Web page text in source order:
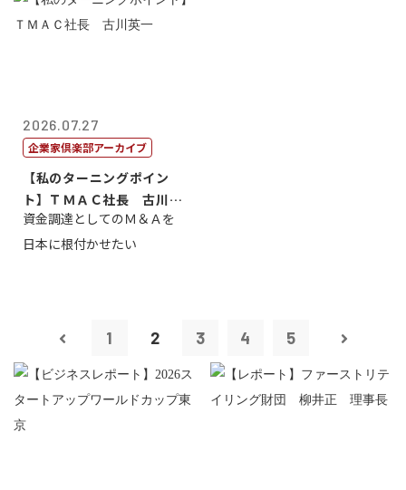
2026.07.27
企業家倶楽部アーカイブ
【私のターニングポイン
ト】ＴＭＡＣ社長 古川英
一
資金調達としてのＭ＆Ａを
日本に根付かせたい
1 2 3 4 5